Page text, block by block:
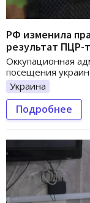
РФ изменила
результат ПЦР-
Оккупационная
посещения
Украина
Подробнее